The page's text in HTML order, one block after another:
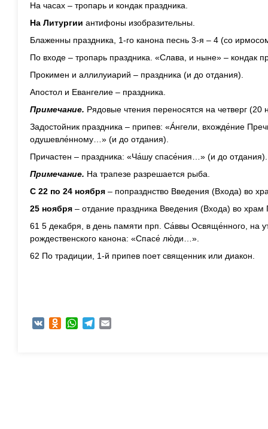
На часах – тропарь и кондак праздника.
На Литургии антифоны изобразительны.
Блаженны праздника, 1-го канона песнь 3-я – 4 (со
По входе – тропарь праздника. «Слава, и ныне» – кондак
Прокимен и аллилуиарий – праздника (и до отдания).
Апостол и Евангелие – праздника.
Примечание. Рядовые чтения переносятся на четверг (20
Задостойник праздника – припев: «А́нгели, вхожде́ние
одушевле́нному…» (и до отдания).
Причастен – праздника: «Ча́шу спасе́ния…» (и до отдания).
Примечание. На трапезе разрешается рыба.
С 22 по 24 ноября – попразднство Введения (Входа) во
25 ноября – отдание праздника Введения (Входа) во храм
61 5 декабря, в день памяти прп. Са́ввы Освяще́нного, на
рождественского канона: «Спасе́ лю́ди…».
62 По традиции, 1-й припев поет священник или диакон.
VK Odnoklassniki
WhatsAppTelegram